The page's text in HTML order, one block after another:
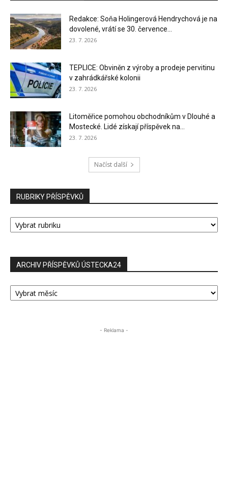
Redakce: Soňa Holingerová Hendrychová je na
dovolené, vrátí se 30. července...
23. 7. 2026
TEPLICE: Obviněn z výroby a prodeje pervitinu
v zahrádkářské kolonii
23. 7. 2026
Litoměřice pomohou obchodníkům v Dlouhé a
Mostecké. Lidé získají příspěvek na...
23. 7. 2026
Načíst další
RUBRIKY PŘÍSPĚVKŮ
RUBRIKY
PŘÍSPĚVKŮ
ARCHIV PŘÍSPĚVKŮ ÚSTECKA24
ARCHIV
PŘÍSPĚVKŮ
- Reklama -